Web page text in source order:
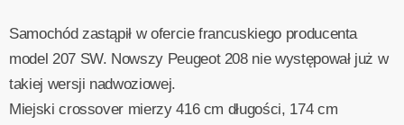
Samochód zastąpił w ofercie francuskiego producenta
model 207 SW. Nowszy Peugeot 208 nie występował już w
takiej wersji nadwoziowej.
Miejski crossover mierzy 416 cm długości, 174 cm